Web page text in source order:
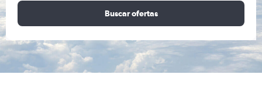
Buscar ofertas